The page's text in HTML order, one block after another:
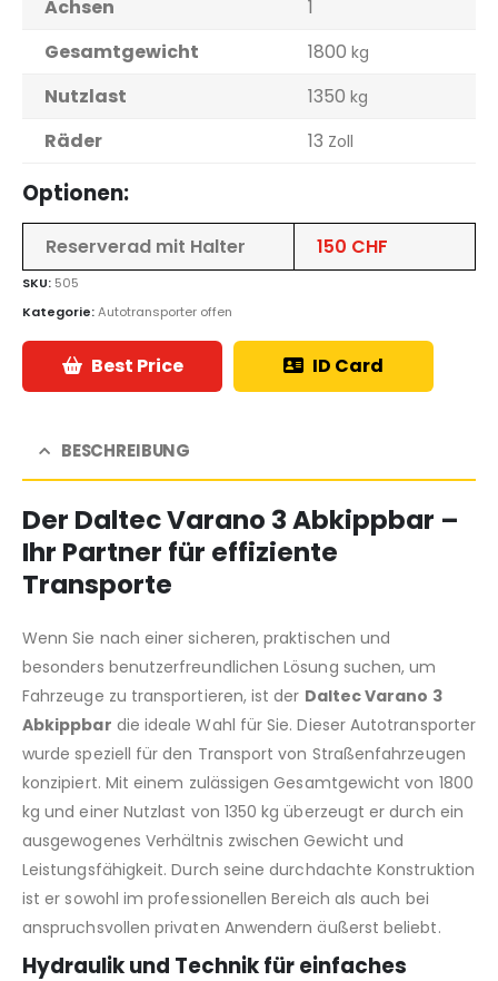
Achsen
1
Gesamtgewicht
1800 kg
Nutzlast 1350 kg
Räder 13 Zoll
Optionen:
Reserverad mit Halter 150 CHF
SKU: 505
Kategorie:Autotransporter offen
Best Price ID Card
BESCHREIBUNG
Der Daltec Varano 3 Abkippbar –
Ihr Partner für effiziente
Transporte
Wenn Sie nach einer sicheren, praktischen und
besonders benutzerfreundlichen Lösung suchen, um
Fahrzeuge zu transportieren, ist der Daltec Varano 3
Abkippbar die ideale Wahl für Sie. Dieser Autotransporter
wurde speziell für den Transport von Straßenfahrzeugen
konzipiert. Mit einem zulässigen Gesamtgewicht von 1800
kg und einer Nutzlast von 1350 kg überzeugt er durch ein
ausgewogenes Verhältnis zwischen Gewicht und
Leistungsfähigkeit. Durch seine durchdachte Konstruktion
ist er sowohl im professionellen Bereich als auch bei
anspruchsvollen privaten Anwendern äußerst beliebt.
Hydraulik und Technik für einfaches